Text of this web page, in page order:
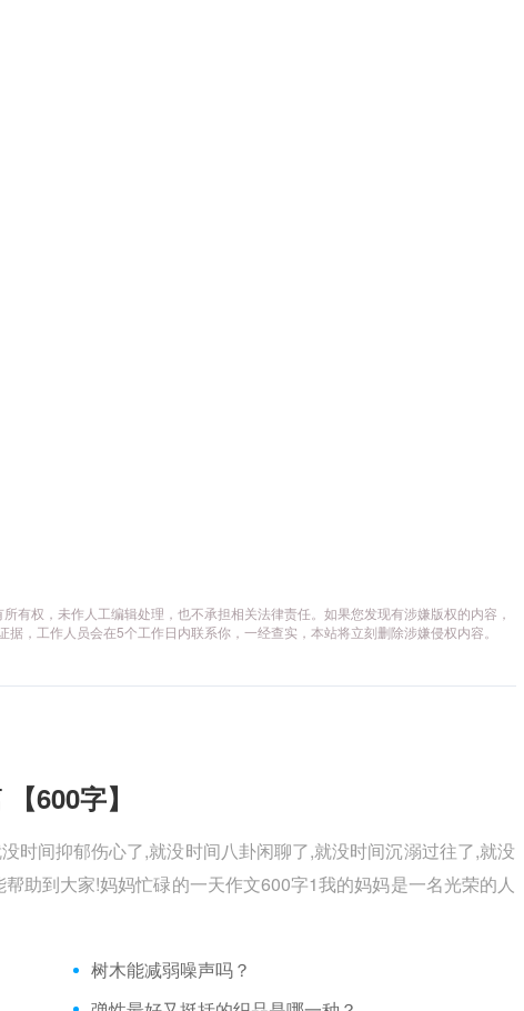
有权，未作人工编辑处理，也不承担相关法律责任。如果您发现有涉嫌版权的内容，
，工作人员会在5个工作日内联系你，一经查实，本站将立刻删除涉嫌侵权内容。
600字】
时间抑郁伤心了,就没时间八卦闲聊了,就没时间沉溺过往了,就没
助到大家!妈妈忙碌的一天作文600字1我的妈妈是一名光荣的人
树木能减弱噪声吗？